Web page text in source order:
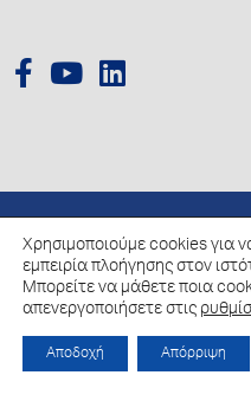
©
Πολιτική για την επεξεργασία
Χρησιμοποιούμε cookies για
εμπειρία πλοήγησης στον
Μπορείτε να μάθετε ποια
απενεργοποιήσετε στις
Αποδοχή Απόρριψη